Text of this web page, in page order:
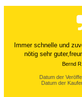
Der Versand ist
abgewickelt.
Datum der
Datum der